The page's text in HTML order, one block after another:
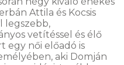
Attila és Kocsis
legszebb,
vetítéssel és élő
egy női előadó is
aki Domján